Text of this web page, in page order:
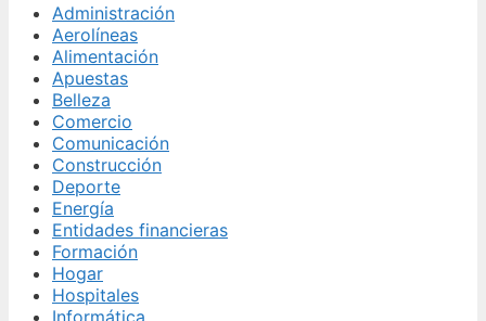
Administración
Aerolíneas
Alimentación
Apuestas
Belleza
Comercio
Comunicación
Construcción
Deporte
Energía
Entidades financieras
Formación
Hogar
Hospitales
Informática